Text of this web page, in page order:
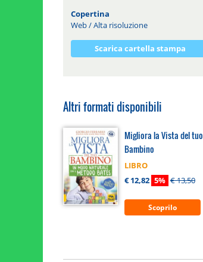
Copertina
Web/Alta risoluzione
Scarica cartella stampa
Altri formati disponibili
Migliora la Vista del tuo
Bambino
LIBRO
€ 12,82 5% € 13,50
Scoprilo